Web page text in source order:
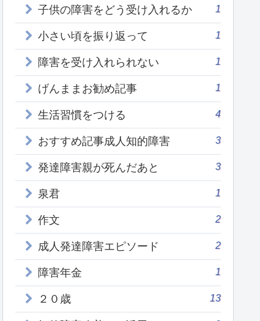
子供の障害をどう受け入れるか 1
小さい頃を振り返って 1
障害を受け入れられない 1
げんままお勧め記事 1
生活習慣をつける 4
おすすめ記事成人知的障害 3
発達障害親が死んだあと 3
泉君 1
作文 2
成人発達障害エピソード 2
障害年金 1
２０歳 13